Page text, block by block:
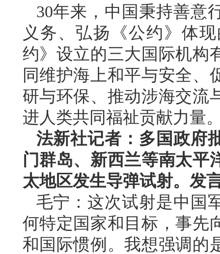
30年来，中国秉持善意
义务、弘扬《公约》体
约》设立的三大国际机构
同维护海上和平与安全、
研与环保、推动涉海交流
进人类共同福祉贡献力量
法新社记者：多国政府
门群岛、新西兰等南太平
太地区发生导弹试射。发
毛宁：这次试射是中国
何特定国家和目标，事先
和国际惯例。我想强调的